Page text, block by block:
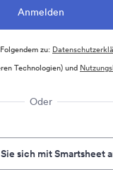
zu:
Technologien) und
Oder
sich mit Smartsheet